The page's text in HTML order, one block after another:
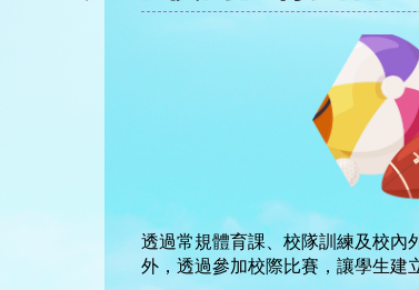
透過常規體育課、校隊訓練及校內
外，透過參加校際比賽，讓學生建